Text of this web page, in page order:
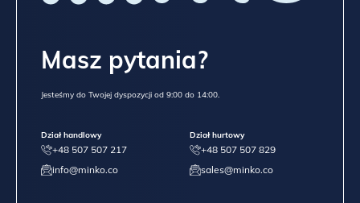
Masz pytania?
Jesteśmy do Twojej dyspozycji od 9:00 do 14:00.
Dział handlowy
+48 507 507 217
info@minko.co
Dział hurtowy
+48 507 507 829
sales@minko.co